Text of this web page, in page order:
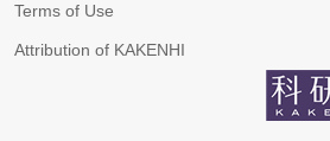
Terms of Use
Attribution of KAKENHI